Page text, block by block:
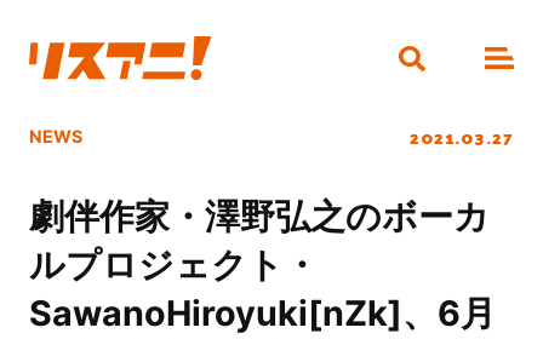
NEWS 2021.03.27
劇伴作家・澤野弘之のボーカ
ルプロジェクト・
SawanoHiroyuki[nZk]、6月